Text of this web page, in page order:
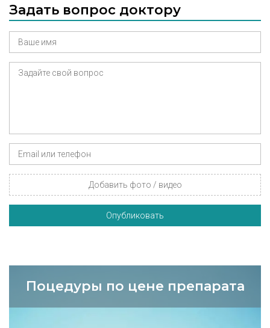
Задать вопрос доктору
Добавить фото / видео
Опубликовать
Поцедуры по цене препарата